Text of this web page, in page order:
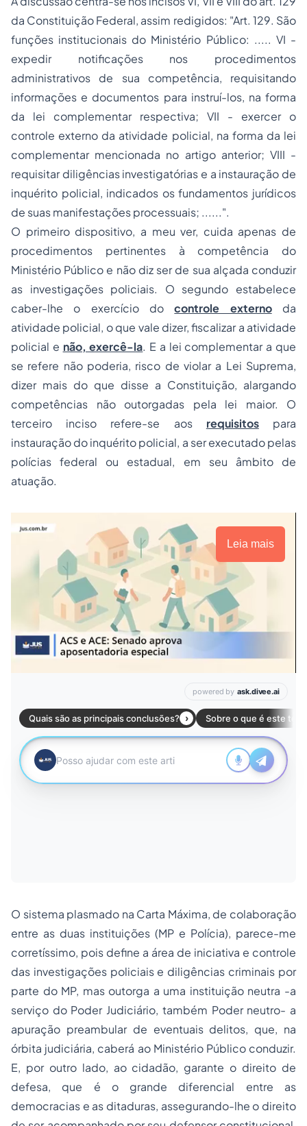
da Constituição Federal, assim redigidos: "Art. 129. São
funções institucionais do Ministério Público: ..... VI -
expedir notificações nos procedimentos
administrativos de sua competência, requisitando
informações e documentos para instruí-los, na forma
da lei complementar respectiva; VII - exercer o
controle externo da atividade policial, na forma da lei
complementar mencionada no artigo anterior; VIII -
requisitar diligências investigatórias e a instauração de
inquérito policial, indicados os fundamentos jurídicos
de suas manifestações processuais; ......".
O primeiro dispositivo, a meu ver, cuida apenas de
procedimentos pertinentes à competência do
Ministério Público e não diz ser de sua alçada conduzir
as investigações policiais. O segundo estabelece
caber-lhe o exercício docontrole externoda
atividade policial, o que vale dizer, fiscalizar a atividade
policial e não, exercê-la. E a lei complementar a que
se refere não poderia, risco de violar a Lei Suprema,
dizer mais do que disse a Constituição, alargando
competências não outorgadas pela lei maior. O
terceiro inciso refere-se aos requisitospara
instauração do inquérito policial, a ser executado pelas
polícias federal ou estadual, em seu âmbito de
atuação.
Leia mais
O sistema plasmado na Carta Máxima, de colaboração
entre as duas instituições (MP e Polícia), parece-me
corretíssimo, pois define a área de iniciativa e controle
das investigações policiais e diligências criminais por
parte do MP, mas outorga a uma instituição neutra -a
serviço do Poder Judiciário, também Poder neutro- a
apuração preambular de eventuais delitos, que, na
órbita judiciária, caberá ao Ministério Público conduzir.
E, por outro lado, ao cidadão, garante o direito de
defesa, que é o grande diferencial entre as
democracias e as ditaduras, assegurando-lhe o direito